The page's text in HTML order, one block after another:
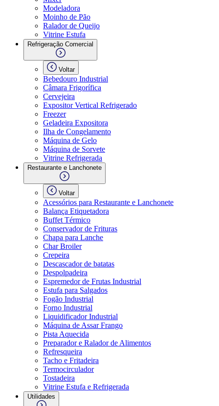
Modeladora
Moinho de Pão
Ralador de Queijo
Vitrine Estufa
Refrigeração Comercial
Voltar
Bebedouro Industrial
Câmara Frigorífica
Cervejeira
Expositor Vertical Refrigerado
Freezer
Geladeira Expositora
Ilha de Congelamento
Máquina de Gelo
Máquina de Sorvete
Vitrine Refrigerada
Restaurante e Lanchonete
Voltar
Acessórios para Restaurante e Lanchonete
Balança Etiquetadora
Buffet Térmico
Conservador de Frituras
Chapa para Lanche
Char Broiler
Crepeira
Descascador de batatas
Despolpadeira
Espremedor de Frutas Industrial
Estufa para Salgados
Fogão Industrial
Forno Industrial
Liquidificador Industrial
Máquina de Assar Frango
Pista Aquecida
Preparador e Ralador de Alimentos
Refresqueira
Tacho e Fritadeira
Termocirculador
Tostadeira
Vitrine Estufa e Refrigerada
Utilidades